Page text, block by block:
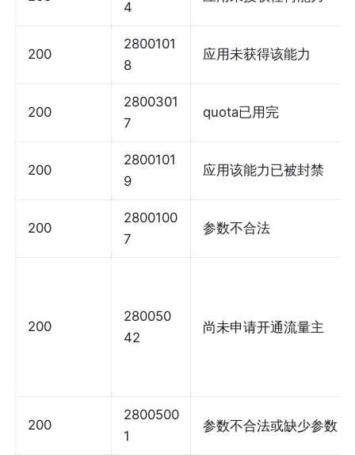
4
200
2800101
8
应用未获得该能力
200
2800301
7
quota已用完
200
2800101
9
应用该能力已被封禁
200
2800100
7
参数不合法
200
280050
42
尚未申请开通流量主
200
2800500
1
参数不合法或缺少参数